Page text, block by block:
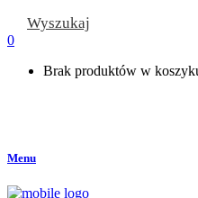
Wyszukaj
0
Brak produktów w
Menu